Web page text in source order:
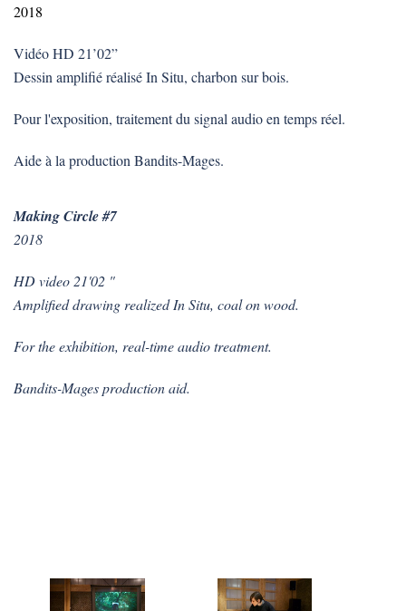
2018
Vidéo HD 21’02”
Dessin amplifié réalisé In Situ, charbon sur bois.
Pour l'exposition, traitement du signal audio en temps réel.
Aide à la production Bandits-Mages.
Making Circle #7
2018
HD video 21'02 "
Amplified drawing realized In Situ, coal on wood.
For the exhibition, real-time audio treatment.
Bandits-Mages production aid.